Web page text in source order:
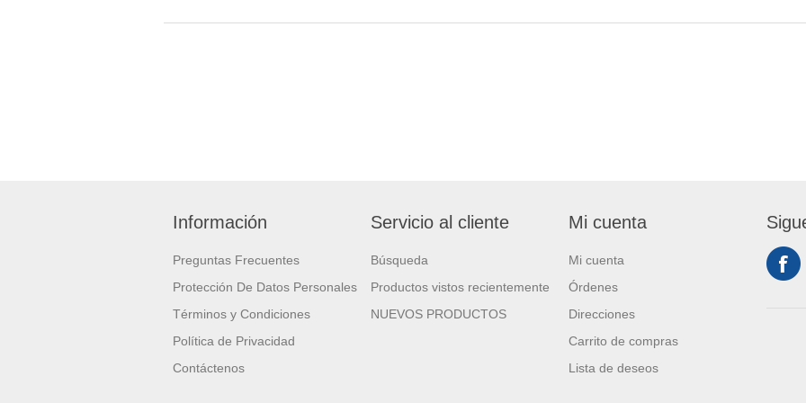
Información
Preguntas Frecuentes
Protección De Datos Personales
Términos y Condiciones
Política de Privacidad
Contáctenos
Servicio al cliente
Búsqueda
Productos vistos recientemente
NUEVOS PRODUCTOS
Mi cuenta
Mi cuenta
Órdenes
Direcciones
Carrito de compras
Lista de deseos